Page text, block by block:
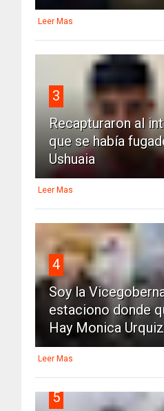
Leer Mas
3
Recapturaron al
que se había
Ushuaia
Leer Mas
4
Soy la
estaciono donde
Hay Monica
Leer Mas
5